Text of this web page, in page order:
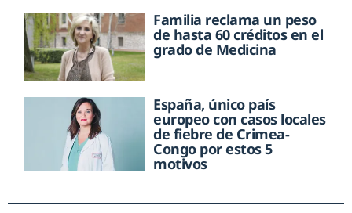
Familia reclama un peso
de hasta 60 créditos en el
grado de Medicina
España, único país
europeo con casos locales
de fiebre de Crimea-
Congo por estos 5
motivos